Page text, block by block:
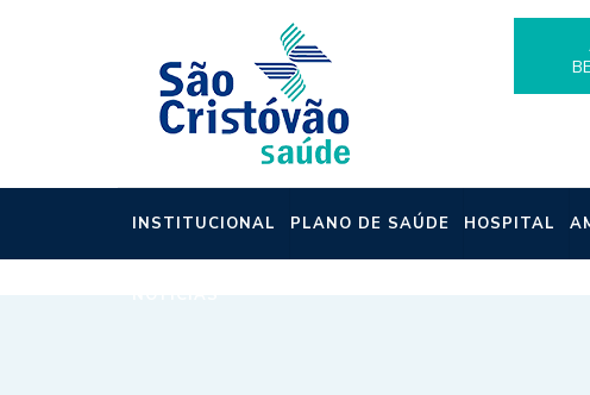
INSTITUCIONAL PLANO DE SAÚDE HOSPITAL